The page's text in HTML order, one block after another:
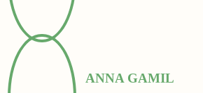
ANNA GAMIL